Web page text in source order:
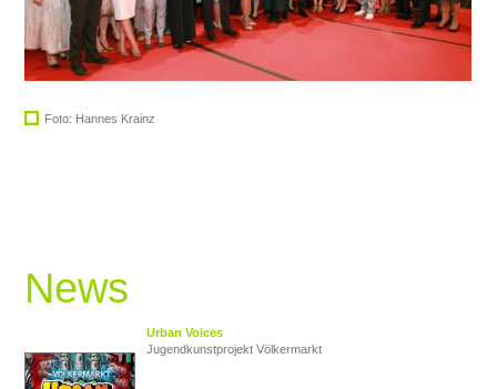
Foto: Hannes Krainz
News
Urban Voices
Jugendkunstprojekt Völkermarkt